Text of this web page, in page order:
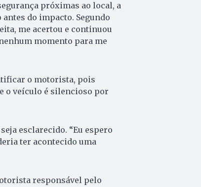
próximas ao local, a
do impacto. Segundo
me acertou e continuou
momento para me
o motorista, pois
o veículo é silencioso por
esclarecido. “Eu espero
ter acontecido uma
responsável pelo